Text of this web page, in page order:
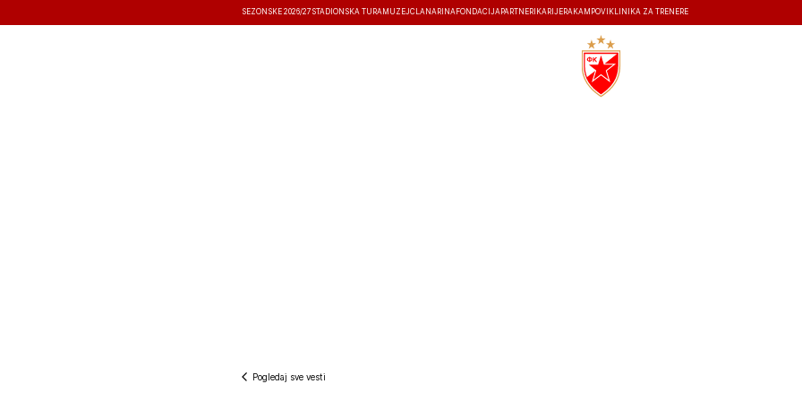
SEZONSKE 2026/27 STADIONSKA TURA MUZEJČLANARINA FONDACIJA PARTNERI KARIJERA KAMPOVI KLINIKA ZA TRENERE
Pogledaj sve vesti